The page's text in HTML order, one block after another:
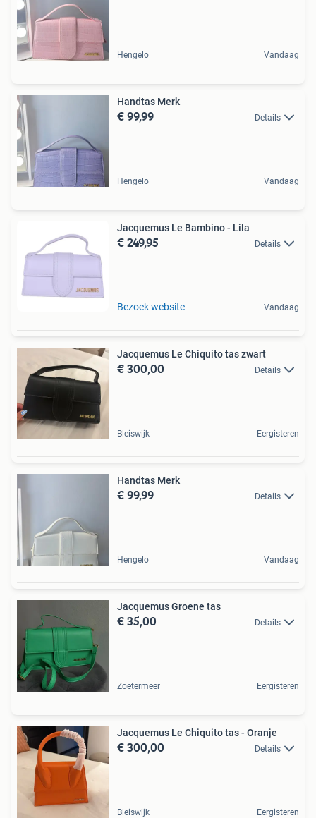
Hengelo Vandaag
Handtas Merk
€ 99,99 Details
Hengelo Vandaag
Jacquemus Le Bambino - Lila
€ 249,95 Details
Bezoek website Vandaag
Jacquemus Le Chiquito tas zwart
€ 300,00 Details
Bleiswijk Eergisteren
Handtas Merk
€ 99,99 Details
Hengelo Vandaag
Jacquemus Groene tas
€ 35,00 Details
Zoetermeer Eergisteren
Jacquemus Le Chiquito tas - Oranje
€ 300,00 Details
Bleiswijk Eergisteren